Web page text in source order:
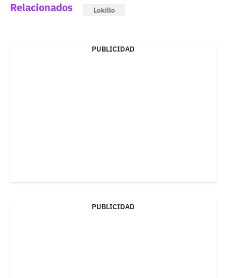
Relacionados Lokillo
PUBLICIDAD
PUBLICIDAD